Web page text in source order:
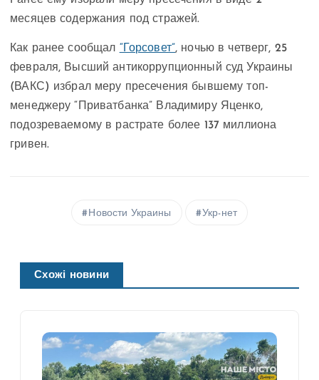
месяцев содержания под стражей.
Как ранее сообщал “Горсовет”, ночью в четверг, 25
февраля, Высший антикоррупционный суд Украины
(ВАКС) избрал меру пресечения бывшему топ-
менеджеру “Приватбанка” Владимиру Яценко,
подозреваемому в растрате более 137 миллиона
гривен.
Новости Украины Укр-нет
Схожі новини